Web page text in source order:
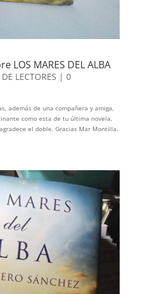
LOS MARES DEL ALBA
LECTORES | 0
además de una compañera y amiga,
como esta de tu última novela,
el doble. Gracias Mar Montilla.